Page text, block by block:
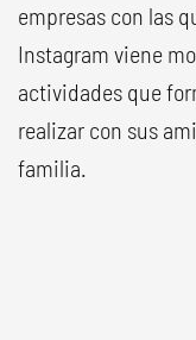
empresas con las
Instagram viene
actividades que
realizar con sus
familia.